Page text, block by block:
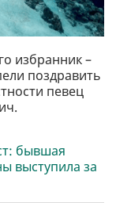
избранник –
поздравить
певец
бывшая
выступила за